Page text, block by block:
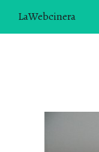
LaWebcinera
CONTACTO